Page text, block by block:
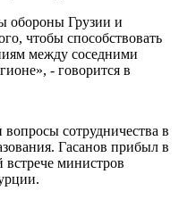
обороны Грузии и
чтобы способствовать
между соседними
- говорится в
сотрудничества в
Гасанов прибыл в
встрече министров